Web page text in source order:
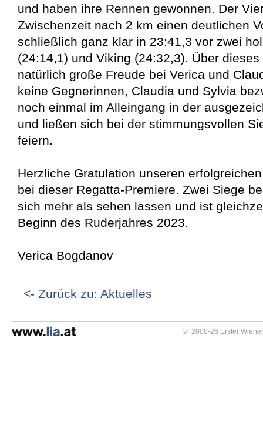
und haben ihre Rennen gewonnen. Der
Zwischenzeit nach 2 km einen deutlichen
schließlich ganz klar in 23:41,3 vor zwei
(24:14,1) und Viking (24:32,3). Über
natürlich große Freude bei Verica und
keine Gegnerinnen, Claudia und Sylvia
noch einmal im Alleingang in der
und ließen sich bei der stimmungsvollen
feiern.
Herzliche Gratulation unseren
bei dieser Regatta-Premiere. Zwei Siege
sich mehr als sehen lassen und ist
Beginn des Ruderjahres 2023.
Verica Bogdanov
<- Zurück zu: Aktuelles
© 2008-26 Erster